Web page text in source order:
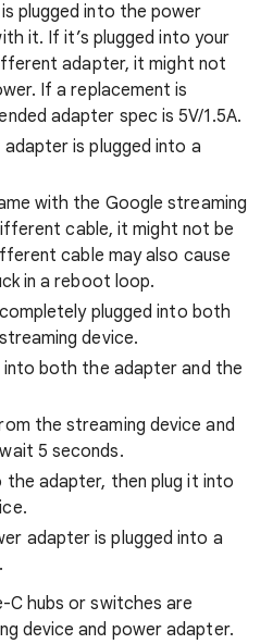
plugged into the power
it. If it’s plugged into your
adapter, it might not
If a replacement is
adapter spec is 5V/1.5A.
is plugged into a
with the Google streaming
cable, it might not be
cable may also cause
in a reboot loop.
plugged into both
device.
both the adapter and the
the streaming device and
5 seconds.
the adapter, then plug it into
adapter is plugged into a
C hubs or switches are
device and power adapter.